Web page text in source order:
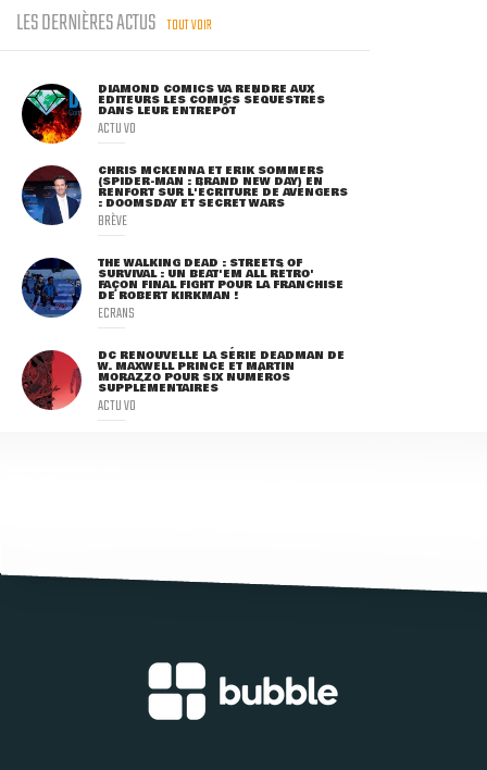
LES DERNIÈRES ACTUS TOUT VOIR
DIAMOND COMICS VA RENDRE AUX
ÉDITEURS LES COMICS SÉQUESTRÉS
DANS LEUR ENTREPÔT
ACTU VO
CHRIS MCKENNA ET ERIK SOMMERS
(SPIDER-MAN : BRAND NEW DAY) EN
RENFORT SUR L'ÉCRITURE DE AVENGERS
: DOOMSDAY ET SECRET WARS
BRÈVE
THE WALKING DEAD : STREETS OF
SURVIVAL : UN BEAT'EM ALL RÉTRO'
FAÇON FINAL FIGHT POUR LA FRANCHISE
DE ROBERT KIRKMAN !
ECRANS
DC RENOUVELLE LA SÉRIE DEADMAN DE
W. MAXWELL PRINCE ET MARTIN
MORAZZO POUR SIX NUMÉROS
SUPPLÉMENTAIRES
ACTU VO